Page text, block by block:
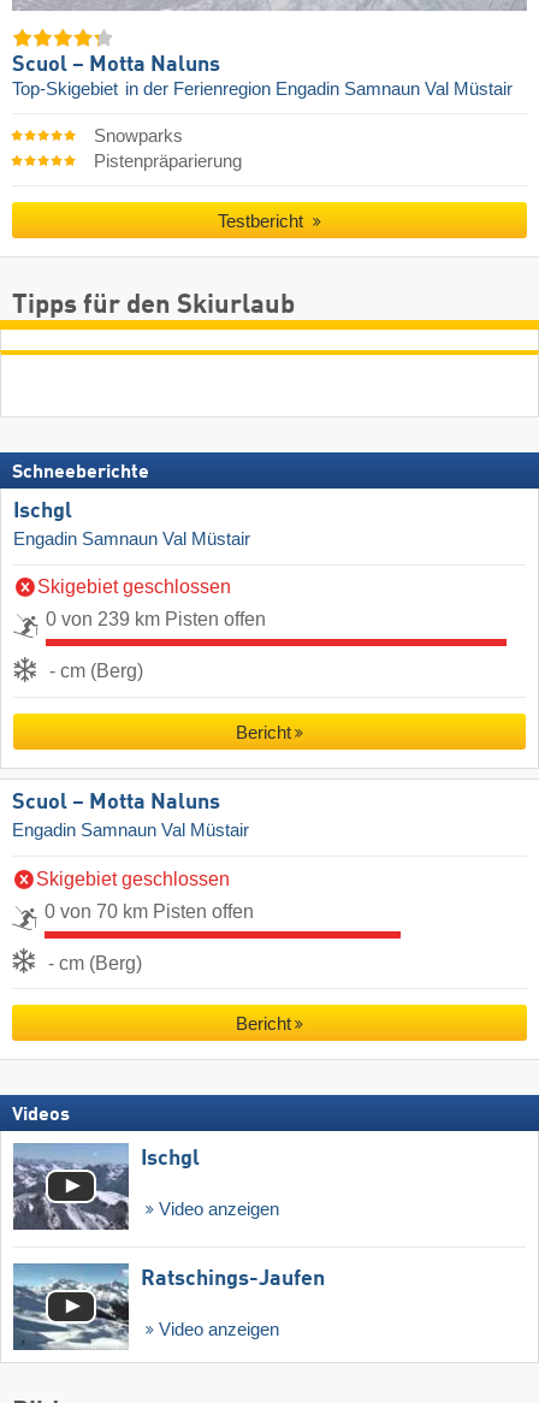
Scuol – Motta Naluns
Top-Skigebiet in der Ferienregion Engadin Samnaun Val Müstair
Snowparks
Pistenpräparierung
Testbericht
Tipps für den Skiurlaub
Schneeberichte
Ischgl
Engadin Samnaun Val Müstair
Skigebiet geschlossen
0 von 239 km Pisten offen
- cm (Berg)
Bericht
Scuol – Motta Naluns
Engadin Samnaun Val Müstair
Skigebiet geschlossen
0 von 70 km Pisten offen
- cm (Berg)
Bericht
Videos
Ischgl
Video anzeigen
Ratschings-Jaufen
Video anzeigen